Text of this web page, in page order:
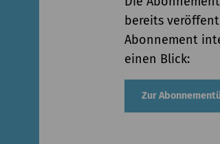
bereits
Abonnement
einen Blick:
Zur